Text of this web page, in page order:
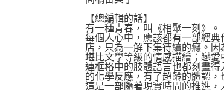
【總編輯的話】
有一種青春，叫《相聚一刻》。
每個人心中，應該都有一部經
店，只為一解下集待續的癮。
堪比文學等級的情感描繪；戀
連框格中的肢體語言也都刻畫
的化學反應，有了超齡的體認
這是一部隨著現實時間的推進